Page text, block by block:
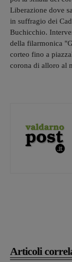
Articoli
Liberazione dove
in suffragio dei
Buchicchio.
della filarmonica
corteo fino a
corona di alloro al